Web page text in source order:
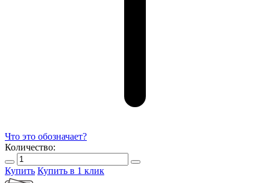
Что это обозначает?
Количество:
Купить Купить в 1 клик